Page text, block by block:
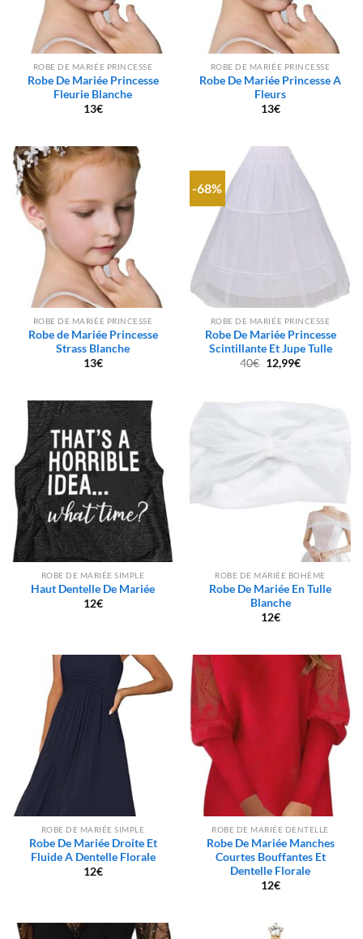
ROBE DE MARIÉE PRINCESSE
Robe De Mariée Princesse
Fleurie Blanche
13€
ROBE DE MARIÉE PRINCESSE
Robe De Mariée Princesse A
Fleurs
13€
ROBE DE MARIÉE PRINCESSE
Robe de Mariée Princesse
Strass Blanche
13€
-68%
ROBE DE MARIÉE PRINCESSE
Robe De Mariée Princesse
Scintillante Et Jupe Tulle
40€ Le
prix
12,99€Le
12,99€.
ROBE DE MARIÉE SIMPLE
Haut Dentelle De Mariée
12€
ROBE DE MARIÉE BOHÈME
Robe De Mariée En Tulle
Blanche
12€
ROBE DE MARIÉE SIMPLE
Robe De Mariée Droite Et
Fluide A Dentelle Florale
12€
ROBE DE MARIÉE DENTELLE
Robe De Mariée Manches
Courtes Bouffantes Et
Dentelle Florale
12€